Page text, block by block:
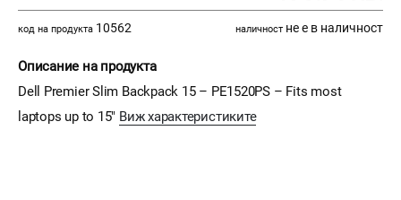
код на продукта 10562 наличност не е в наличност
Описание на продукта
Dell Premier Slim Backpack 15 – PE1520PS – Fits most
laptops up to 15" Виж характеристиките